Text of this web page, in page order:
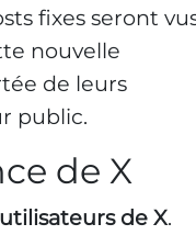
fixes seront
nouvelle
de leurs
public.
de X
utilisateurs de X.